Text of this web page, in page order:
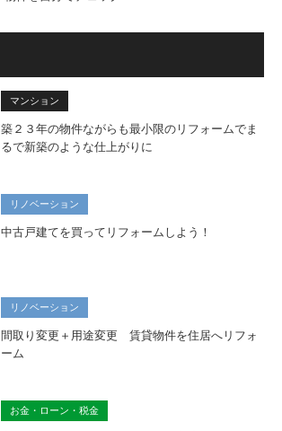
マンション
築２３年の物件ながらも最小限のリフォームでま
るで新築のような仕上がりに
リノベーション
中古戸建てを買ってリフォームしよう！
リノベーション
間取り変更＋用途変更 賃貸物件を住居へリフォ
ーム
お金・ローン・税金